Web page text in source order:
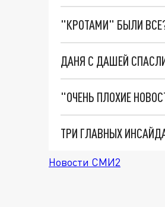
"КРОТАМИ" БЫЛИ
ДАНЯ С ДАШЕЙ
Новости СМИ2